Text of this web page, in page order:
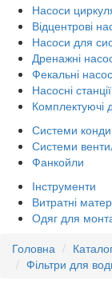
Насоси
Відцентрові
Насоси для
Дренажні
Фекальні
Насосні
Комплектуючі
Системи
Системи
Фанкойли
Інструменти
Витратні
Одяг для
Головна
Фільтри для